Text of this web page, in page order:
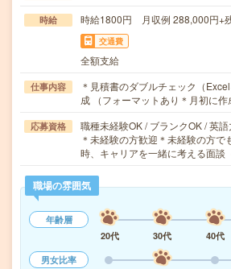
時給 時給1800円 月収例 288,000円+
交通費
全額支給
仕事内容
＊見積書のダブルチェック（
成 （フォーマットあり＊月初に
応募資格
職種未経験OK / ブランクOK / 英
＊未経験の方歓迎＊未経験の方で
時、キャリアを一緒に考える面
職場の雰囲気
年齢層
20代
30代 40代
男女比率